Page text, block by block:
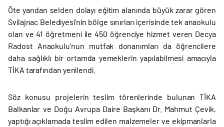
Öte yandan selden dolayı eğitim alanında büyük zarar gören
Svilajnac Belediyesi’nin bölge sınırları içerisinde tek anaokulu
olan ve 41 öğretmeni ile 450 öğrenciye hizmet veren Decya
Radost Anaokulu’nun mutfak donanımları da öğrencilere
daha sağlıklı bir ortamda yemeklerin yapılabilmesi amacıyla
TİKA tarafından yenilendi.
Söz konusu projelerin teslim törenlerinde bulunan TİKA
Balkanlar ve Doğu Avrupa Daire Başkanı Dr. Mahmut Çevik,
yaptığı açıklamada teslim edilen malzemeler ve ekipmanlarla